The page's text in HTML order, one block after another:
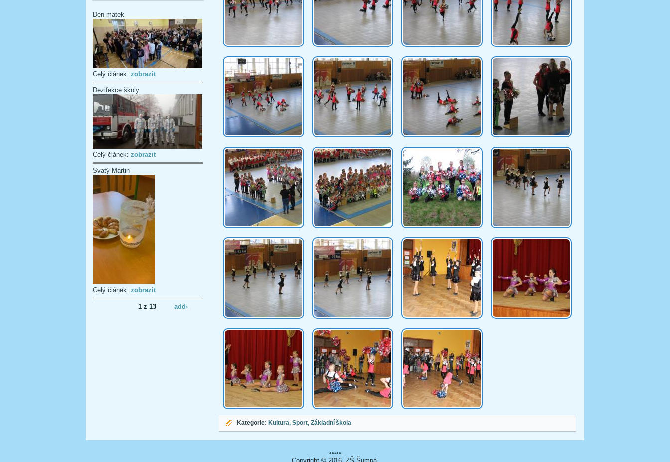
Den matek
Celý článek: zobrazit
Dezifekce školy
Celý článek: zobrazit
Svatý Martin
Celý článek: zobrazit
1 z 13 add›
Kategorie: Kultura Sport Základní škola
•••••
Copyright © 2016. ZŠ Šumná.